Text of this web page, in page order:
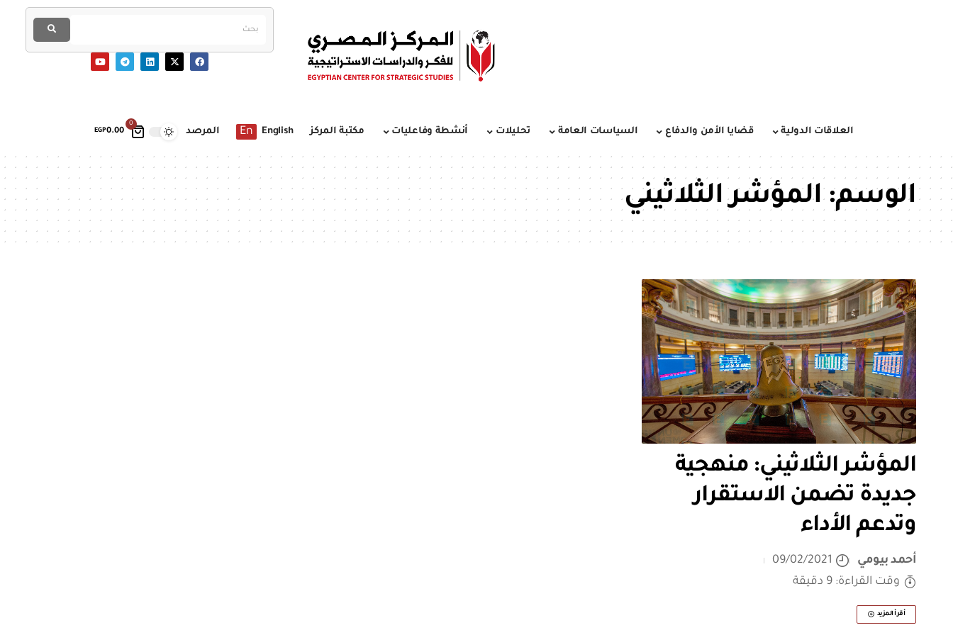
0
EGP0.00 العلاقات الدولية قضايا الأمن والدفاع السياسات العامة تحليلات أنشطة وفاعليات مكتبة المركز English
En المرصد
الوسم:المؤشر الثلاثيني
المؤشر الثلاثيني: منهجية
جديدة تضمن الاستقرار
وتدعم الأداء
أحمد بيومي
09/02/2021
وقت القراءة: 9 دقيقة
أقرأ المزيد